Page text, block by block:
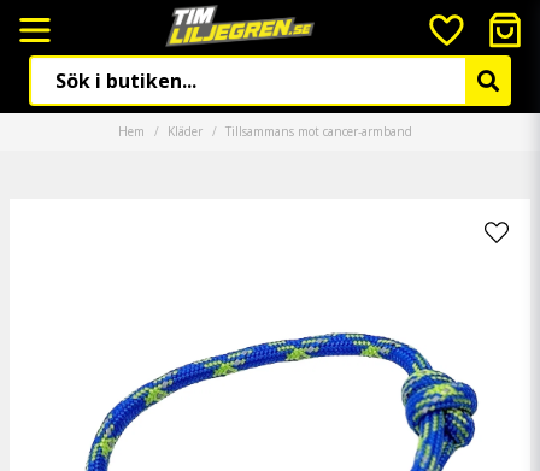
Hem Kläder Tillsammans mot cancer-armband